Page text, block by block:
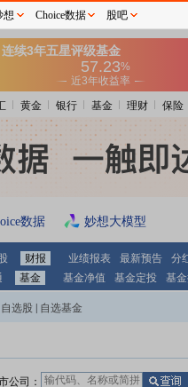
黄金 银行 基金 理财 保险
数据 妙想大模型
财报 业绩报表 最新预告 分
基金 基金净值 基金定投 基
自选股 自选基金
公司：
想 Choice数据 股吧